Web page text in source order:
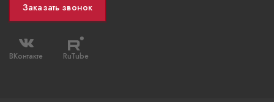
Заказать звонок
ВКонтакте RuTube